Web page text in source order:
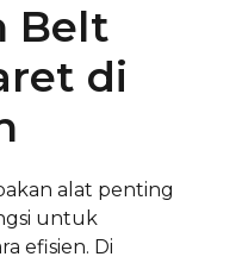
Belt
di
alat penting
untuk
efisien. Di